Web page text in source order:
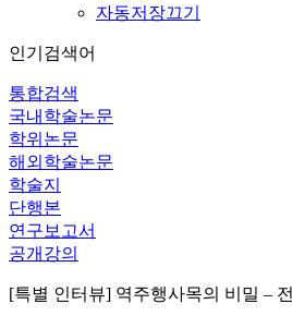
자동저장끄기
인기검색어
통합검색
국내학술논문
학위논문
해외학술논문
학술지
단행본
연구보고서
공개강의
[특별 인터뷰] 역주행사목의 비밀 –